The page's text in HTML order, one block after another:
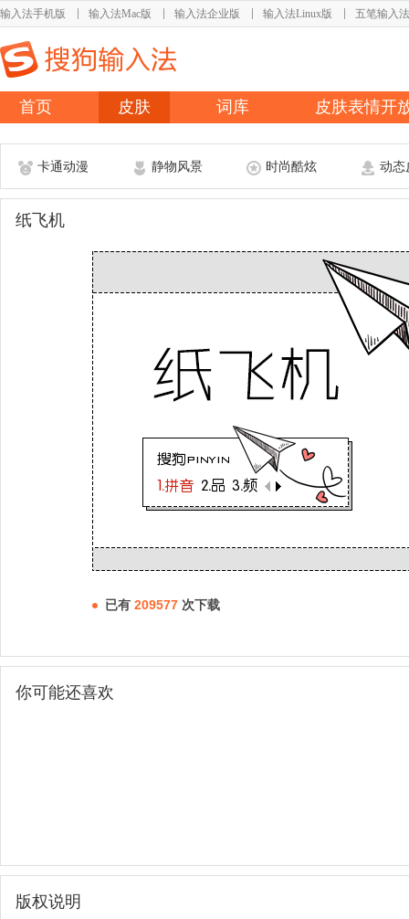
输入法手机版 输入法Mac版 输入法企业版 输入法Linux版 五笔输入法
首页 皮肤 词库 皮肤表情开
卡通动漫 静物风景 时尚酷炫 动态
纸飞机
已有 209577 次下载
你可能还喜欢
版权说明